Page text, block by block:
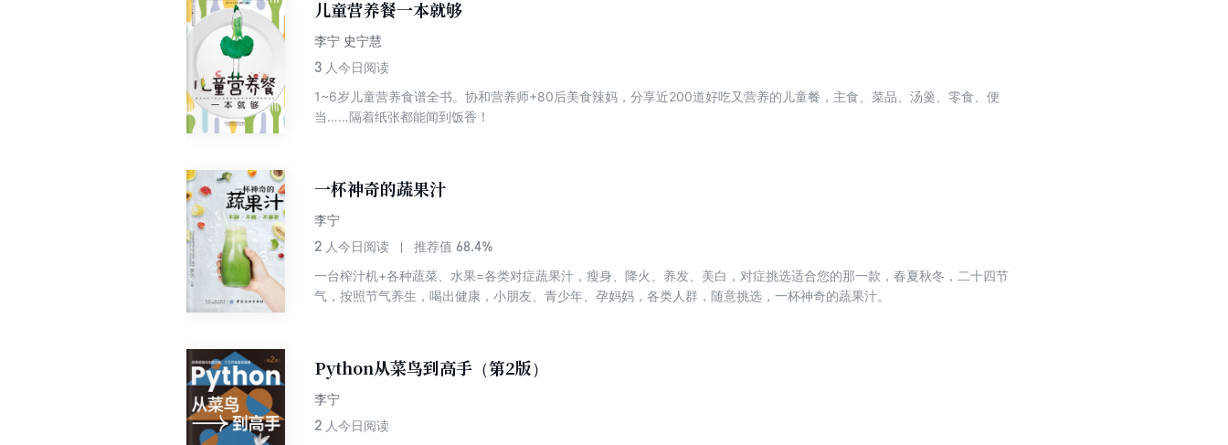
方案，方便家长朋友们结合家庭情况进行灵活搭配。 孩子吃对早餐太重要了，跟着这本书，快速给孩子准备高质量早餐就很
简单！
儿童营养餐一本就够
李宁 史宁慧
3 人今日阅读
1~6岁儿童营养食谱全书。协和营养师+80后美食辣妈，分享近200道好吃又营养的儿童餐，主食、菜品、汤羹、零食、便
当……隔着纸张都能闻到饭香！
一杯神奇的蔬果汁
李宁
2 人今日阅读 推荐值 68.4%
一台榨汁机+各种蔬菜、水果=各类对症蔬果汁，瘦身、降火、养发、美白，对症挑选适合您的那一款，春夏秋冬，二十四节
气，按照节气养生，喝出健康，小朋友、青少年、孕妈妈，各类人群，随意挑选，一杯神奇的蔬果汁。
Python从菜鸟到高手（第2版）
李宁
2 人今日阅读